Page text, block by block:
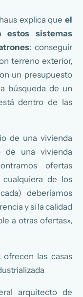
explica que el
sistemas
: conseguir
terreno exterior,
un presupuesto
búsqueda de un
dentro de las
de una vivienda
de una vivienda
ofertas
de los
deberíamos
y si la calidad
a otras ofertas»,
las casas
arquitecto de